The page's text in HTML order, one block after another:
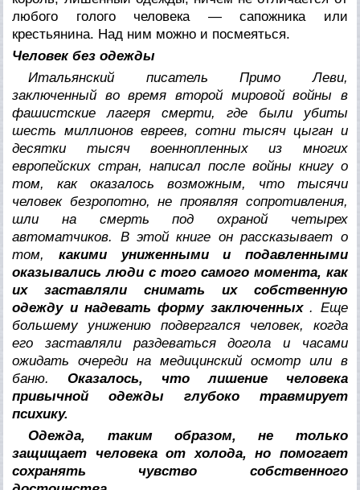
любого голого человека — сапожника или
крестьянина. Над ним можно и посмеяться.
Человек без одежды
Итальянский писатель Примо Леви,
заключенный во время второй мировой войны в
фашистские лагеря смерти, где были убиты
шесть миллионов евреев, сотни тысяч цыган и
десятки тысяч военнопленных из многих
европейских стран, написал после войны книгу о
том, как оказалось возможным, что тысячи
человек безропотно, не проявляя сопротивления,
шли на смерть под охраной четырех
автоматчиков. В этой книге он рассказывает о
том, какими униженными и подавленными
оказывались люди с того самого момента, как
их заставляли снимать их собственную
одежду и надевать форму заключенных. Еще
большему унижению подвергался человек, когда
его заставляли раздеваться догола и часами
ожидать очереди на медицинский осмотр или в
баню.Оказалось, что лишение человека
привычной одежды глубоко травмирует
психику.
Одежда, таким образом, не только
защищает человека от холода, но помогает
сохранять чувство собственного